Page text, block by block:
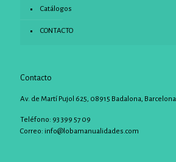
Catálogos
CONTACTO
Contacto
Av. de Martí Pujol 625, 08915 Badalona, Barcelona
Teléfono: 93 399 57 09
Correo: info@lobamanualidades.com